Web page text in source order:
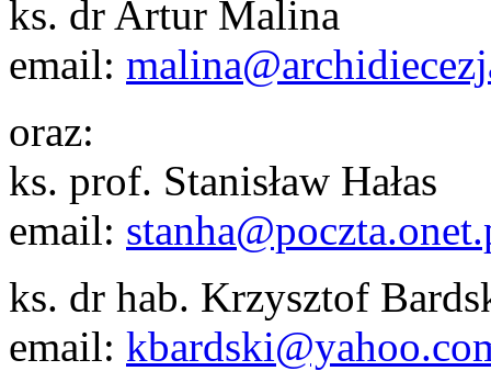
ks. dr Artur Malina
email:
oraz:
ks. prof. Stanisław Hałas
email:
ks. dr hab. Krzysztof
email: